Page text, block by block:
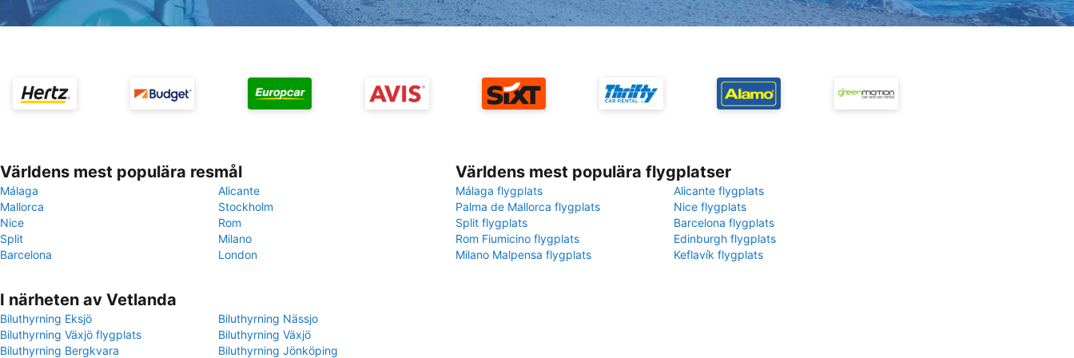
Världens mest populära resmål
Málaga
Alicante
Mallorca
Stockholm
Nice
Rom
Split
Milano
Barcelona
London
Världens mest populära flygplatser
Málaga flygplats
Alicante flygplats
Palma de Mallorca flygplats
Nice flygplats
Split flygplats
Barcelona flygplats
Rom Fiumicino flygplats
Edinburgh flygplats
Milano Malpensa flygplats
Keflavík flygplats
I närheten av Vetlanda
Biluthyrning Eksjö
Biluthyrning Nässjo
Biluthyrning Växjö flygplats
Biluthyrning Växjö
Biluthyrning Bergkvara
Biluthyrning Jönköping